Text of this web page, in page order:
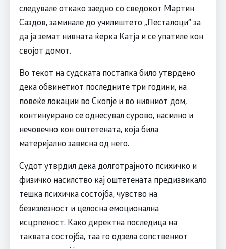
следувале откако заедно со сведокот Мартин
Саздов, заминале до училиштето „Песталоци“ за
да ја земат нивната ќерка Катја и се упатиле кон
својот домот.
Во текот на судската постапка било утврдено
дека обвинетиот последните три години, на
повеќе локации во Скопје и во нивниот дом,
континуирано се однесувал сурово, насилно и
нечовечно кон оштетената, која била
материјално зависна од него.
Судот утврдил дека долготрајното психичко и
физичко насилство кај оштетената предизвикало
тешка психичка состојба, чувство на
безизлезност и целосна емоционална
исцрпеност. Како директна последица на
таквата состојба, таа го одзела сопствениот